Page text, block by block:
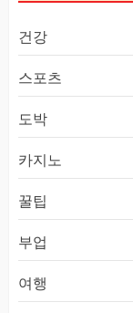
건강
스포츠
도박
카지노
꿀팁
부업
여행